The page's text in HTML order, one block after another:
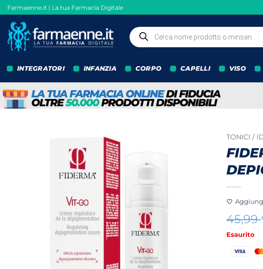
Salta
ai
contenuti
Farmaenne.it | La tua Farmacia Digitale
Ricerca
prodotti
INTEGRATORI INFANZIA CORPO CAPELLI VISO
TONICI /
45,99
Esaurito